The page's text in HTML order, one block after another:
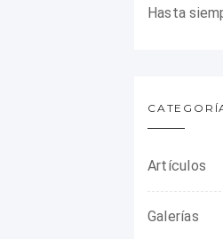
Hasta
Artículos
Galerías